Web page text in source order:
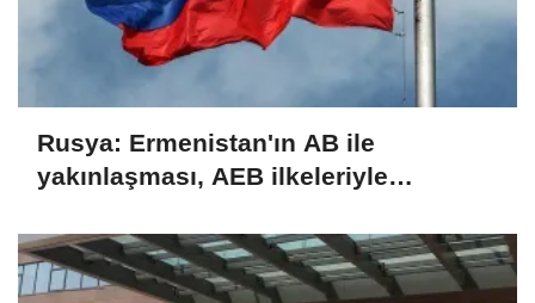
Rusya: Ermenistan'ın AB ile
yakınlaşması, AEB ilkeleriyle